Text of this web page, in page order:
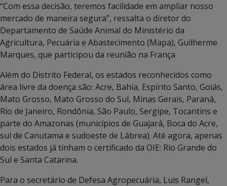
“Com essa decisão, teremos facilidade em ampliar nosso
mercado de maneira segura”, ressalta o diretor do
Departamento de Saúde Animal do Ministério da
Agricultura, Pecuária e Abastecimento (Mapa), Guilherme
Marques, que participou da reunião na França
Além do Distrito Federal, os estados reconhecidos como
área livre da doença são: Acre, Bahia, Espírito Santo, Goiás,
Mato Grosso, Mato Grosso do Sul, Minas Gerais, Paraná,
Rio de Janeiro, Rondônia, São Paulo, Sergipe, Tocantins e
parte do Amazonas (municípios de Guajará, Boca do Acre,
sul de Canutama e sudoeste de Lábrea). Até agora, apenas
dois estados já tinham o certificado da OIE: Rio Grande do
Sul e Santa Catarina.
Para o secretário de Defesa Agropecuária, Luis Rangel,